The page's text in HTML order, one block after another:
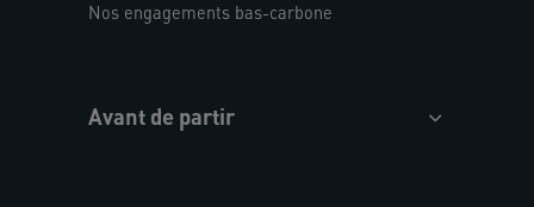
Nos engagements bas-carbone
Avant de partir